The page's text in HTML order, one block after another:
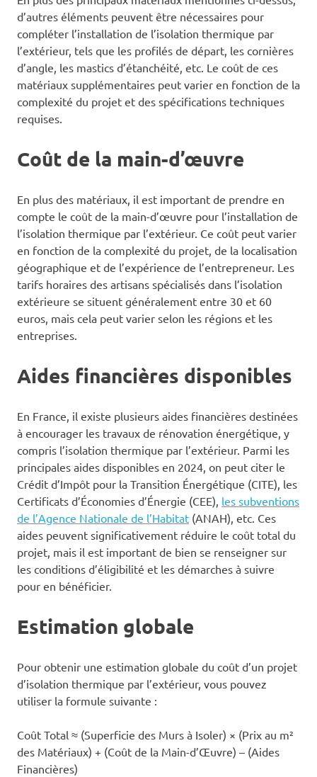
d’autres éléments peuvent être nécessaires pour
compléter l’installation de l’isolation thermique par
l’extérieur, tels que les profilés de départ, les cornières
d’angle, les mastics d’étanchéité, etc. Le coût de ces
matériaux supplémentaires peut varier en fonction de la
complexité du projet et des spécifications techniques
requises.
Coût de la main-d’œuvre
En plus des matériaux, il est important de prendre en
compte le coût de la main-d’œuvre pour l’installation de
l’isolation thermique par l’extérieur. Ce coût peut varier
en fonction de la complexité du projet, de la localisation
géographique et de l’expérience de l’entrepreneur. Les
tarifs horaires des artisans spécialisés dans l’isolation
extérieure se situent généralement entre 30 et 60
euros, mais cela peut varier selon les régions et les
entreprises.
Aides financières disponibles
En France, il existe plusieurs aides financières destinées
à encourager les travaux de rénovation énergétique, y
compris l’isolation thermique par l’extérieur. Parmi les
principales aides disponibles en 2024, on peut citer le
Crédit d’Impôt pour la Transition Énergétique (CITE), les
Certificats d’Économies d’Énergie (CEE), les subventions
de l’Agence Nationale de l’Habitat (ANAH), etc. Ces
aides peuvent significativement réduire le coût total du
projet, mais il est important de bien se renseigner sur
les conditions d’éligibilité et les démarches à suivre
pour en bénéficier.
Estimation globale
Pour obtenir une estimation globale du coût d’un projet
d’isolation thermique par l’extérieur, vous pouvez
utiliser la formule suivante :
Coût Total ≈ (Superficie des Murs à Isoler) × (Prix au m²
des Matériaux) + (Coût de la Main-d’Œuvre) – (Aides
Financières)